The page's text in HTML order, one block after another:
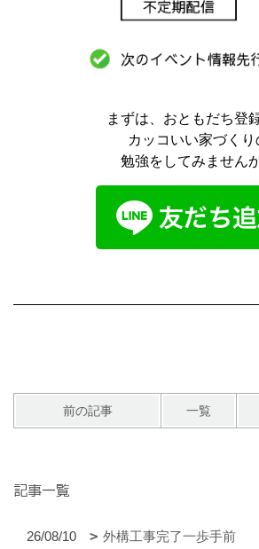
まずは、おともだち登
カッコいい家づくり
勉強をしてみません
前の記事 一覧
記事一覧
26/08/10 外構工事完了一歩手前